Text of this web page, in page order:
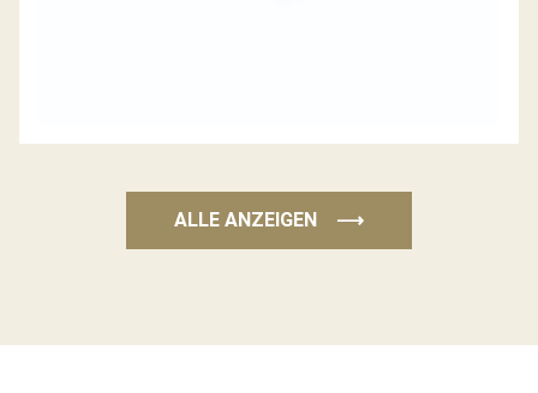
ALLE ANZEIGEN ⟶